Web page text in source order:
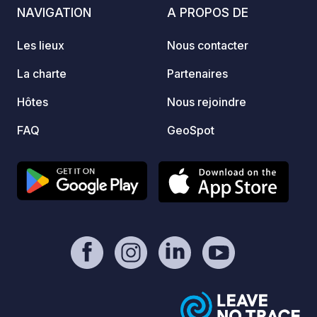
notre
Vous
NAVIGATION
Les lieux
La charte
Hôtes
FAQ
A PROPOS DE
Nous contacter
Partenaires
Nous rejoindre
GeoSpot